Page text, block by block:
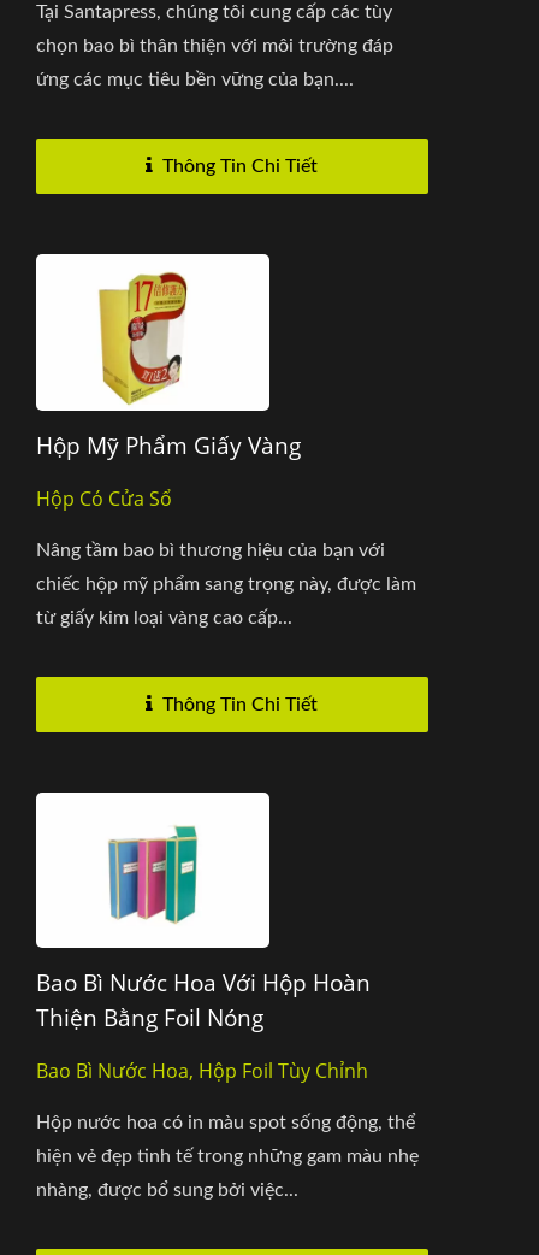
Tại Santapress, chúng tôi cung cấp các tùy
chọn bao bì thân thiện với môi trường đáp
ứng các mục tiêu bền vững của bạn....
Thông Tin Chi Tiết
Hộp Mỹ Phẩm Giấy Vàng
Hộp Có Cửa Sổ
Nâng tầm bao bì thương hiệu của bạn với
chiếc hộp mỹ phẩm sang trọng này, được làm
từ giấy kim loại vàng cao cấp...
Thông Tin Chi Tiết
Bao Bì Nước Hoa Với Hộp Hoàn
Thiện Bằng Foil Nóng
Bao Bì Nước Hoa, Hộp Foil Tùy Chỉnh
Hộp nước hoa có in màu spot sống động, thể
hiện vẻ đẹp tinh tế trong những gam màu nhẹ
nhàng, được bổ sung bởi việc...